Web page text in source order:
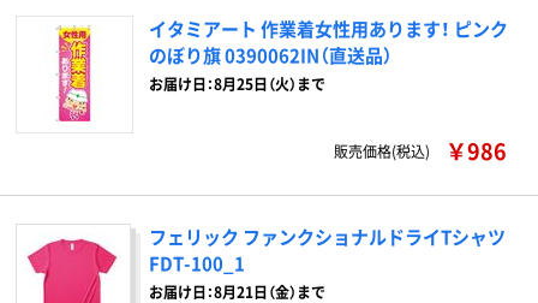
イタミアート 作業着女性用あります！ ピンク
のぼり旗 0390062IN（直送品）
お届け日：8月25日（火）まで
販売価格(税込) ￥986
フェリック ファンクショナルドライTシャツ
FDT-100_1
お届け日：8月21日（金）まで